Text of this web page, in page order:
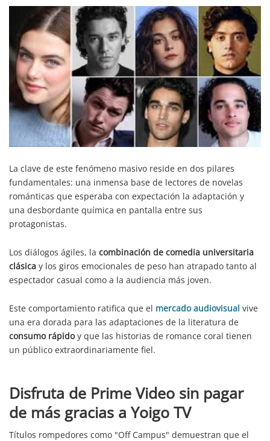
La clave de este fenómeno masivo reside en dos pilares
fundamentales: una inmensa base de lectores de novelas
románticas que esperaba con expectación la adaptación y
una desbordante química en pantalla entre sus
protagonistas.
Los diálogos ágiles, la combinación de comedia universitaria
clásica y los giros emocionales de peso han atrapado tanto al
espectador casual como a la audiencia más joven.
Este comportamiento ratifica que el mercado audiovisual vive
una era dorada para las adaptaciones de la literatura de
consumo rápidoy que las historias de romance coral tienen
un público extraordinariamente fiel.
Disfruta de Prime Video sin pagar
de más gracias a Yoigo TV
Títulos rompedores como "Off Campus" demuestran que el